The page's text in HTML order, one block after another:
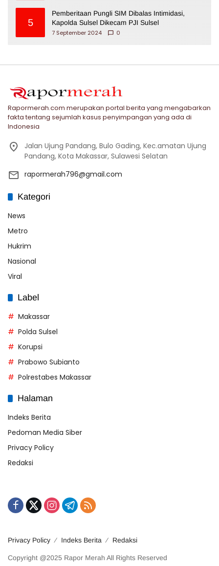
5
Pemberitaan Pungli SIM Dibalas Intimidasi,
Kapolda Sulsel Dikecam PJI Sulsel
7 September 2024
0
Rapormerah.com merupakan portal berita yang mengabarkan
fakta tentang sejumlah kasus penyimpangan yang ada di
Indonesia
Jalan Ujung Pandang, Bulo Gading, Kec.amatan Ujung
Pandang, Kota Makassar, Sulawesi Selatan
rapormerah796@gmail.com
Kategori
News
Metro
Hukrim
Nasional
Viral
Label
Makassar
Polda Sulsel
Korupsi
Prabowo Subianto
Polrestabes Makassar
Halaman
Indeks Berita
Pedoman Media Siber
Privacy Policy
Redaksi
Privacy Policy Indeks Berita Redaksi
Copyright @2025 Rapor Merah All Rights Reserved